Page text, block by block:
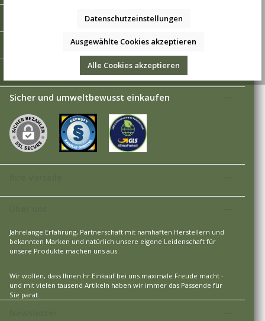
Zahlungsarten
Sicher und umweltbewusst einkaufen
Jahrelange Erfahrung, Partnerschaft mit namhaften Herstellern und
bekannten Marken und natürlich unsere eigene Leidenschaft für
unsere Produkte machen uns aus.
Wir wollen, dass Ihnen hr Einkauf bei uns maximale Freude macht -
und mit vielen tausend Artikeln haben wir immer das Passende für
Sie parat.
Datenschutzeinstellungen
Ausgewählte Cookies akzeptieren
Alle Cookies akzeptieren